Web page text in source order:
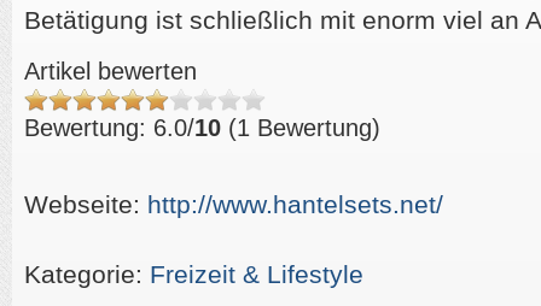
Betätigung ist schließlich mit enorm viel an
Artikel bewerten
Bewertung: 6.0/10 (1 Bewertung)
Webseite: http://www.hantelsets.net/
Kategorie: Freizeit & Lifestyle